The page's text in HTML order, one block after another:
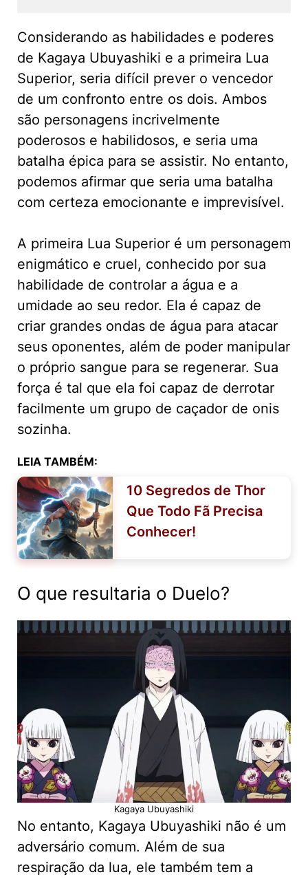
Considerando as habilidades e poderes
de Kagaya Ubuyashiki e a primeira Lua
Superior, seria difícil prever o vencedor
de um confronto entre os dois. Ambos
são personagens incrivelmente
poderosos e habilidosos, e seria uma
batalha épica para se assistir. No entanto,
podemos afirmar que seria uma batalha
com certeza emocionante e imprevisível.
A primeira Lua Superior é um personagem
enigmático e cruel, conhecido por sua
habilidade de controlar a água e a
umidade ao seu redor. Ela é capaz de
criar grandes ondas de água para atacar
seus oponentes, além de poder manipular
o próprio sangue para se regenerar. Sua
força é tal que ela foi capaz de derrotar
facilmente um grupo de caçador de onis
sozinha.
LEIA TAMBÉM:
10 Segredos de Thor
Que Todo Fã Precisa
Conhecer!
O que resultaria o Duelo?
Kagaya Ubuyashiki
No entanto, Kagaya Ubuyashiki não é um
adversário comum. Além de sua
respiração da lua, ele também tem a